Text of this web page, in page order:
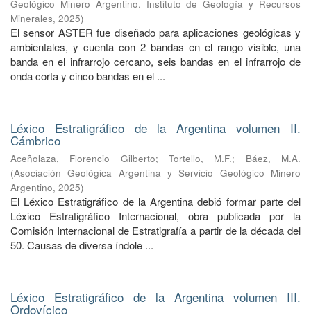
Geológico Minero Argentino. Instituto de Geología y Recursos
Minerales, 2025)
El sensor ASTER fue diseñado para aplicaciones geológicas y
ambientales, y cuenta con 2 bandas en el rango visible, una
banda en el infrarrojo cercano, seis bandas en el infrarrojo de
onda corta y cinco bandas en el ...
Léxico Estratigráfico de la Argentina volumen II.
Cámbrico
Aceñolaza, Florencio Gilberto;Tortello, M.F.; Báez, M.A.
(Asociación Geológica Argentina y Servicio Geológico Minero
Argentino, 2025)
El Léxico Estratigráfico de la Argentina debió formar parte del
Léxico Estratigráfico Internacional, obra publicada por la
Comisión Internacional de Estratigrafía a partir de la década del
50. Causas de diversa índole ...
Léxico Estratigráfico de la Argentina volumen III.
Ordovícico